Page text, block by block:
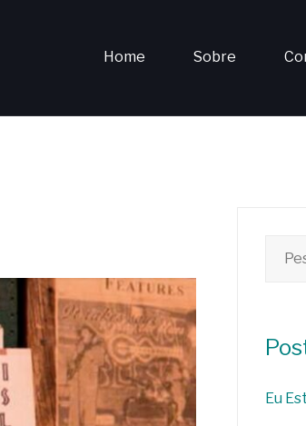
Home Sobre
por:
Eu